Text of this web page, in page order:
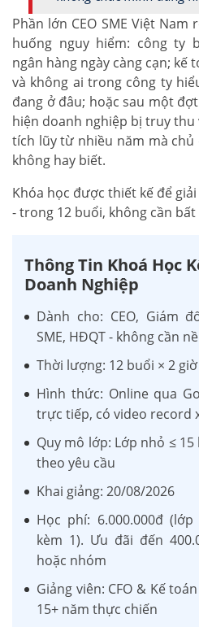
Phần lớn CEO SME Việt
huống nguy hiểm: công ty
ngân hàng ngày càng cạn;
và không ai trong công ty
đang ở đâu; hoặc sau một
hiện doanh nghiệp bị truy thu
tích lũy từ nhiều năm mà
không hay biết.
Khóa học được thiết kế để
- trong 12 buổi, không cần
Thông Tin Khoá Học
Doanh Nghiệp
Dành cho: CEO, Giám
SME, HĐQT - không cần
Thời lượng: 12 buổi × 2
Hình thức: Online qua
trực tiếp, có video record
Quy mô lớp: Lớp nhỏ ≤ 15
theo yêu cầu
Khai giảng: 20/08/2026
Học phí: 6.000.000đ
kèm 1). Ưu đãi đến
hoặc nhóm
Giảng viên: CFO & Kế
15+ năm thực chiến